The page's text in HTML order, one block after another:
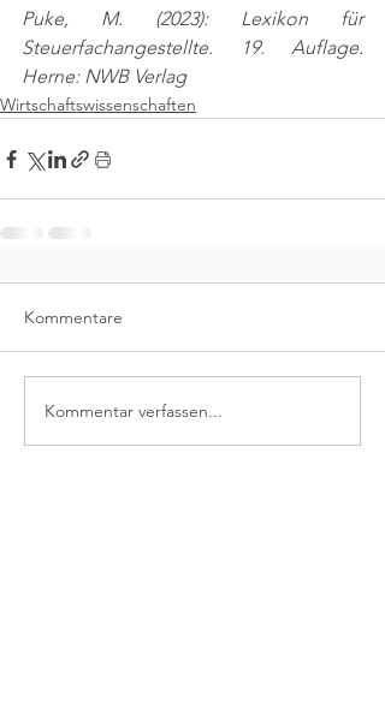
Puke, M. (2023): Lexikon für
Steuerfachangestellte. 19. Auflage.
Herne: NWB Verlag
Wirtschaftswissenschaften
Kommentare
Kommentar verfassen...